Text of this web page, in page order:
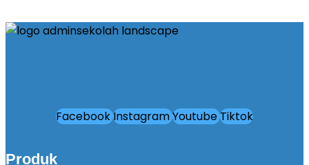
FacebookInstagramYoutubeTiktok
Produk